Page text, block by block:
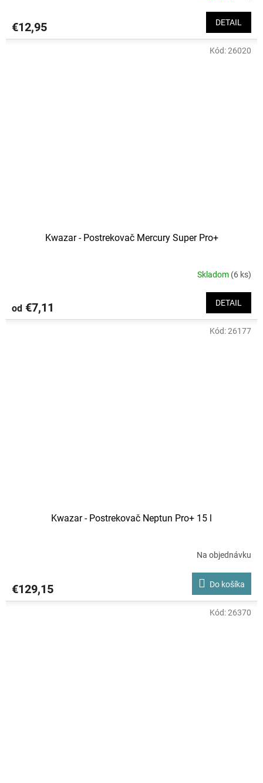
€12,95 DETAIL
Kwazar - Postrekovač Mercury Super Pro+
Skladom (6 ks)
od €7,11 DETAIL
Kód:26020
Kwazar - Postrekovač Neptun Pro+ 15 l
Na objednávku
€129,15 Do košíka
Kód:26177
Kód:26370